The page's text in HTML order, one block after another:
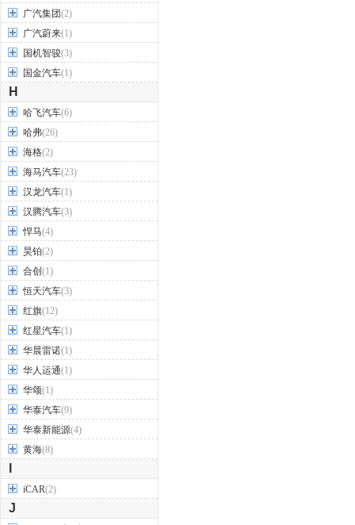
广汽集团(2)
广汽蔚来(1)
国机智骏(3)
国金汽车(1)
H
哈飞汽车(6)
哈弗(26)
海格(2)
海马汽车(23)
汉龙汽车(1)
汉腾汽车(3)
悍马(4)
昊铂(2)
合创 (1)
恒天汽车(3)
红旗(12)
红星汽车(1)
华晨雷诺(1)
华人运通(1)
华颂(1)
华泰汽车(9)
华泰新能源(4)
黄海(8)
iCAR(2)
J